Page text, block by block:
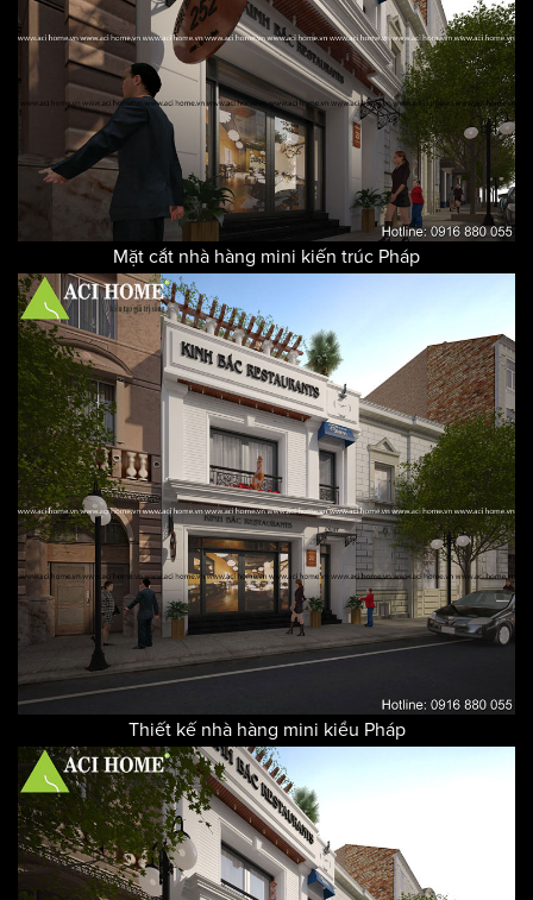
Mặt cắt nhà hàng mini kiến trúc Pháp
Thiết kế nhà hàng mini kiểu Pháp